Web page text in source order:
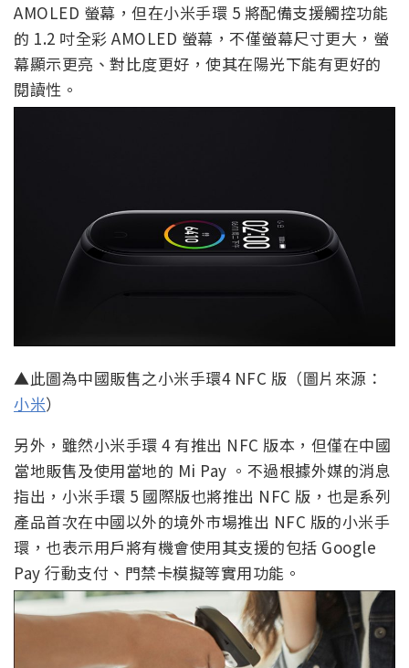
AMOLED 螢幕，但在小米手環 5 將配備支援觸控功能
的 1.2 吋全彩 AMOLED 螢幕，不僅螢幕尺寸更大，螢
幕顯示更亮、對比度更好，使其在陽光下能有更好的
閱讀性。
▲此圖為中國販售之小米手環4 NFC 版（圖片來源：
小米）
另外，雖然小米手環 4 有推出 NFC 版本，但僅在中國
當地販售及使用當地的 Mi Pay 。不過根據外媒的消息
指出，小米手環 5 國際版也將推出 NFC 版，也是系列
產品首次在中國以外的境外市場推出 NFC 版的小米手
環，也表示用戶將有機會使用其支援的包括 Google
Pay 行動支付、門禁卡模擬等實用功能。